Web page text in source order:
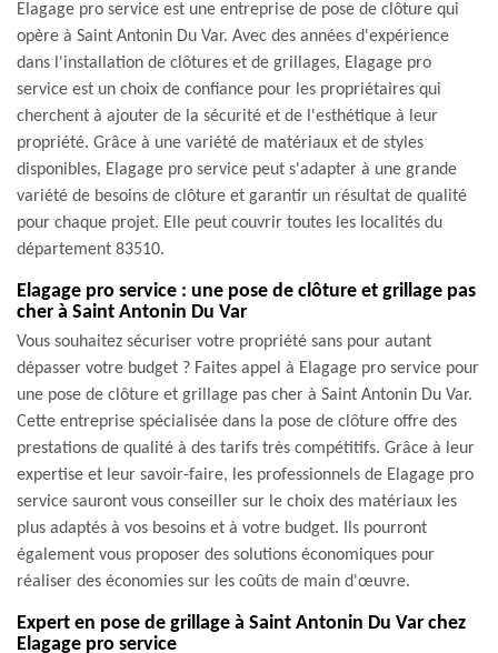
Elagage pro service est une entreprise de pose de clôture qui
opère à Saint Antonin Du Var. Avec des années d'expérience
dans l'installation de clôtures et de grillages, Elagage pro
service est un choix de confiance pour les propriétaires qui
cherchent à ajouter de la sécurité et de l'esthétique à leur
propriété. Grâce à une variété de matériaux et de styles
disponibles, Elagage pro service peut s'adapter à une grande
variété de besoins de clôture et garantir un résultat de qualité
pour chaque projet. Elle peut couvrir toutes les localités du
département 83510.
Elagage pro service : une pose de clôture et grillage pas
cher à Saint Antonin Du Var
Vous souhaitez sécuriser votre propriété sans pour autant
dépasser votre budget ? Faites appel à Elagage pro service pour
une pose de clôture et grillage pas cher à Saint Antonin Du Var.
Cette entreprise spécialisée dans la pose de clôture offre des
prestations de qualité à des tarifs très compétitifs. Grâce à leur
expertise et leur savoir-faire, les professionnels de Elagage pro
service sauront vous conseiller sur le choix des matériaux les
plus adaptés à vos besoins et à votre budget. Ils pourront
également vous proposer des solutions économiques pour
réaliser des économies sur les coûts de main d'œuvre.
Expert en pose de grillage à Saint Antonin Du Var chez
Elagage pro service